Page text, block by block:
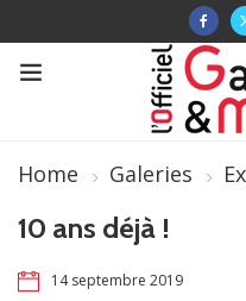
Home Galeries
10 ans déjà !
14 septembre 2019